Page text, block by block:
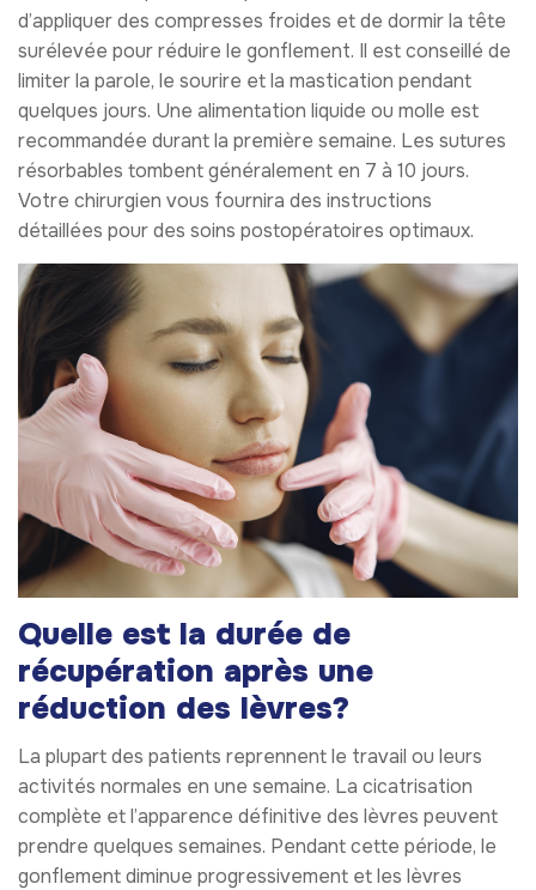
d’appliquer des compresses froides et de dormir la tête
surélevée pour réduire le gonflement. Il est conseillé de
limiter la parole, le sourire et la mastication pendant
quelques jours. Une alimentation liquide ou molle est
recommandée durant la première semaine. Les sutures
résorbables tombent généralement en 7 à 10 jours.
Votre chirurgien vous fournira des instructions
détaillées pour des soins postopératoires optimaux.
Quelle est la durée de
récupération après une
réduction des lèvres?
La plupart des patients reprennent le travail ou leurs
activités normales en une semaine. La cicatrisation
complète et l’apparence définitive des lèvres peuvent
prendre quelques semaines. Pendant cette période, le
gonflement diminue progressivement et les lèvres